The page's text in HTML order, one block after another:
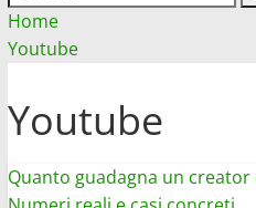
per:
Home
Youtube
Youtube
Quanto guadagna un creator